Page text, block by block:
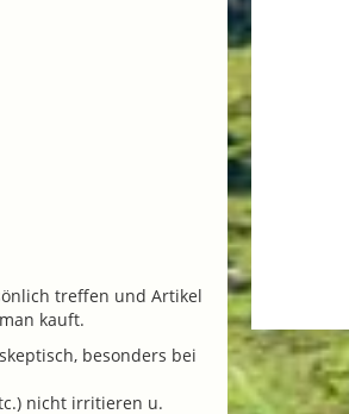
treffen und Artikel
kauft.
besonders bei
nicht irritieren u.